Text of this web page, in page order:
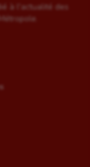
à l'actualité des